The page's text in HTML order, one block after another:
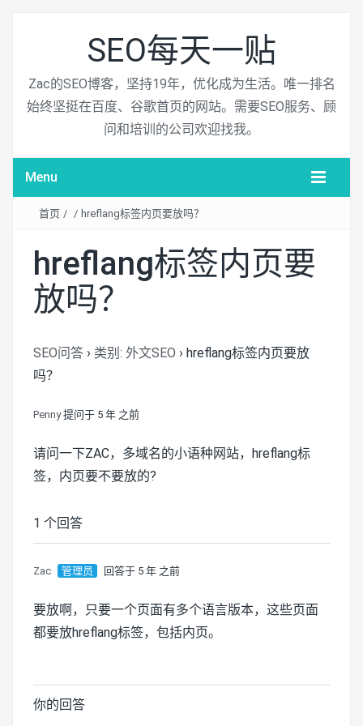
SEO每天一贴
Zac的SEO博客，坚持19年，优化成为生活。唯一排名
始终坚挺在百度、谷歌首页的网站。需要SEO服务、顾
问和培训的公司欢迎找我。
Menu
首页 / / hreflang标签内页要放吗？
hreflang标签内页要
放吗？
SEO问答 › 类别: 外文SEO › hreflang标签内页要放
吗？
Penny提问于 5 年 之前
请问一下ZAC，多域名的小语种网站，hreflang标
签，内页要不要放的?
1 个回答
Zac 管理员 回答于 5 年 之前
要放啊，只要一个页面有多个语言版本，这些页面
都要放hreflang标签，包括内页。
你的回答